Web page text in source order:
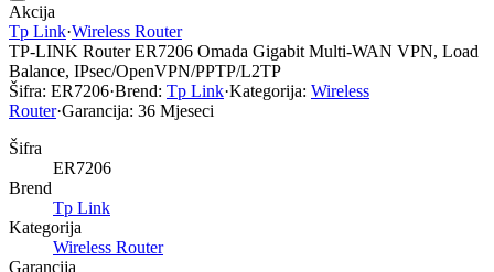
Akcija
Tp Link·Wireless Router
TP-LINK Router ER7206 Omada Gigabit Multi-WAN VPN, Load
Balance, IPsec/OpenVPN/PPTP/L2TP
Šifra: ER7206·Brend: Tp Link·Kategorija: Wireless
Router·Garancija: 36 Mjeseci
Šifra
ER7206
Brend
Tp Link
Kategorija
Wireless Router
Garancija